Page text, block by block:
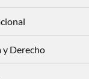
y Derecho